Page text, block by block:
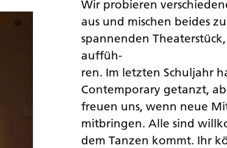
Wir probieren
aus und mischen beides
spannenden
auffüh-
ren. Im letzten Schuljahr
Contemporary getanzt,
freuen uns, wenn neue
mitbringen. Alle sind
dem Tanzen kommt. Ihr